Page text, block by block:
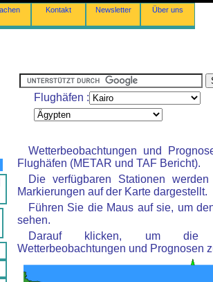
Kontakt Newsletter Über uns
Flughäfen :
Wetterbeobachtungen und
Flughäfen (METAR und TAF Bericht).
Die verfügbaren Stationen
Markierungen auf der Karte dargestellt.
Führen Sie die Maus auf sie, um
sehen.
Darauf klicken, um die
Wetterbeobachtungen und Prognosen